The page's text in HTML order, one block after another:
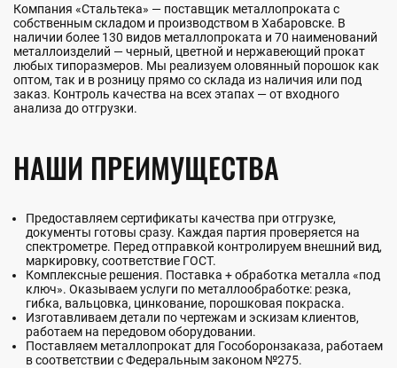
Компания «Стальтека» — поставщик металлопроката с
собственным складом и производством в Хабаровске. В
наличии более 130 видов металлопроката и 70 наименований
металлоизделий — черный, цветной и нержавеющий прокат
любых типоразмеров. Мы реализуем оловянный порошок как
оптом, так и в розницу прямо со склада из наличия или под
заказ. Контроль качества на всех этапах — от входного
анализа до отгрузки.
НАШИ ПРЕИМУЩЕСТВА
Предоставляем сертификаты качества при отгрузке,
документы готовы сразу. Каждая партия проверяется на
спектрометре. Перед отправкой контролируем внешний вид,
маркировку, соответствие ГОСТ.
Комплексные решения. Поставка + обработка металла «под
ключ». Оказываем услуги по металлообработке: резка,
гибка, вальцовка, цинкование, порошковая покраска.
Изготавливаем детали по чертежам и эскизам клиентов,
работаем на передовом оборудовании.
Поставляем металлопрокат для Гособоронзаказа, работаем
в соответствии с Федеральным законом №275.